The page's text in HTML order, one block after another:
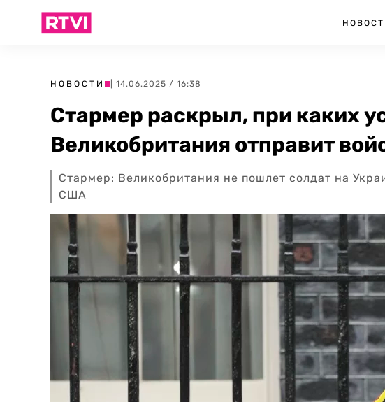
НОВОСТИ | 14.06.2025 / 16:38
Стармер раскрыл, при каких
Великобритания отправит
Стармер: Великобритания не пошлет солдат на
США